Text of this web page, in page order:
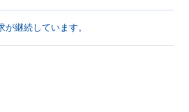
継続しています。